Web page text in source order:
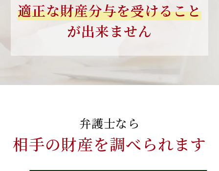
適正な財産分与を受けること
が出来ません
弁護士なら
相手の財産を調べられます